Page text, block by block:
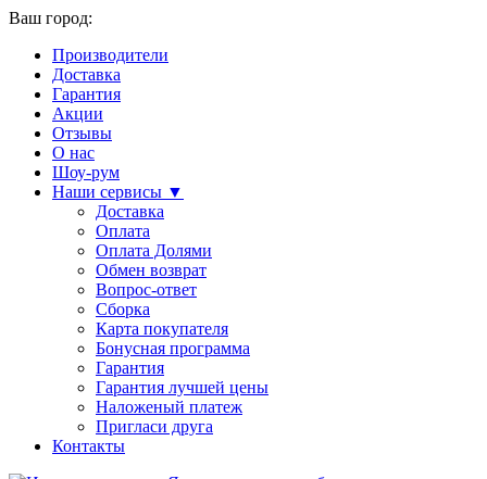
Ваш город:
Производители
Доставка
Гарантия
Акции
Отзывы
О нас
Шоу-рум
Наши сервисы ▼
Доставка
Оплата
Оплата Долями
Обмен возврат
Вопрос-ответ
Сборка
Карта покупателя
Бонусная программа
Гарантия
Гарантия лучшей цены
Наложеный платеж
Пригласи друга
Контакты